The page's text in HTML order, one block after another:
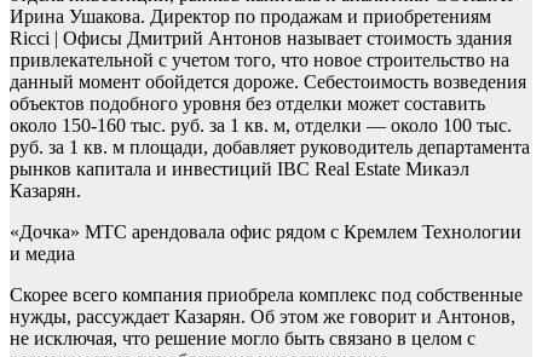
Ирина Ушакова. Директор по продажам и приобретениям
Ricci | Офисы Дмитрий Антонов называет стоимость здания
привлекательной с учетом того, что новое строительство на
данный момент обойдется дороже. Себестоимость возведения
объектов подобного уровня без отделки может составить
около 150-160 тыс. руб. за 1 кв. м, отделки — около 100 тыс.
руб. за 1 кв. м площади, добавляет руководитель департамента
рынков капитала и инвестиций IBC Real Estate Микаэл
Казарян.
«Дочка» МТС арендовала офис рядом с Кремлем Технологии
и медиа
Скорее всего компания приобрела комплекс под собственные
нужды, рассуждает Казарян. Об этом же говорит и Антонов,
не исключая, что решение могло быть связано в целом с